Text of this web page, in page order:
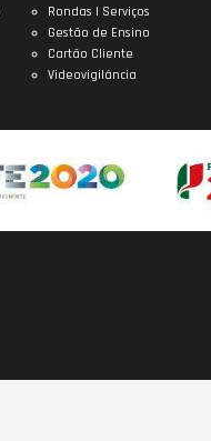
Rondas | Serviços
Gestão de Ensino
Cartão Cliente
Videovigilância